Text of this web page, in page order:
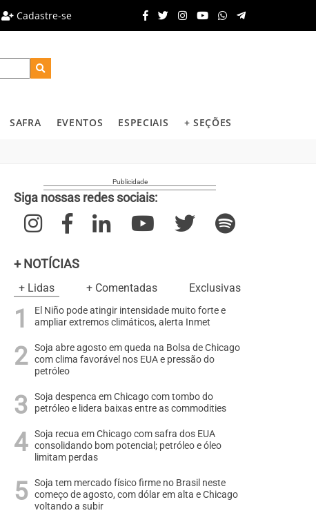
Cadastre-se
SAFRA EVENTOS ESPECIAIS + SEÇÕES
Siga nossas redes sociais:
+ NOTÍCIAS
+ Lidas + Comentadas Exclusivas
El Niño pode atingir intensidade muito forte e
ampliar extremos climáticos, alerta Inmet
Soja abre agosto em queda na Bolsa de Chicago
com clima favorável nos EUA e pressão do
petróleo
Soja despenca em Chicago com tombo do
petróleo e lidera baixas entre as commodities
Soja recua em Chicago com safra dos EUA
consolidando bom potencial; petróleo e óleo
limitam perdas
Soja tem mercado físico firme no Brasil neste
começo de agosto, com dólar em alta e Chicago
voltando a subir